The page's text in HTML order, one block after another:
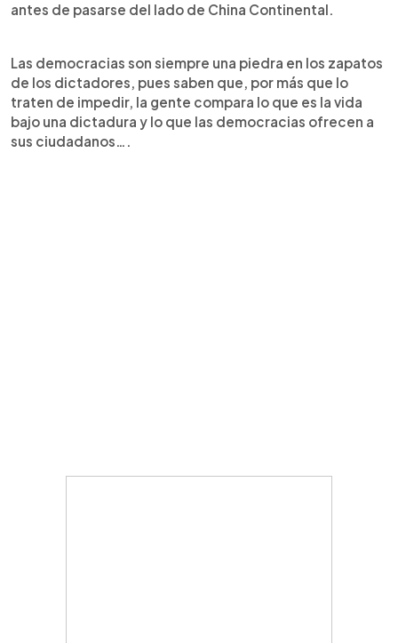
antes de pasarse del lado de China Continental.
Las democracias son siempre una piedra en los zapatos
de los dictadores, pues saben que, por más que lo
traten de impedir, la gente compara lo que es la vida
bajo una dictadura y lo que las democracias ofrecen a
sus ciudadanos….